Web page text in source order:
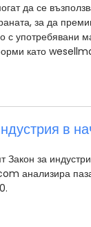
да се
за да
употребявани
като
в
Закон за
анализира